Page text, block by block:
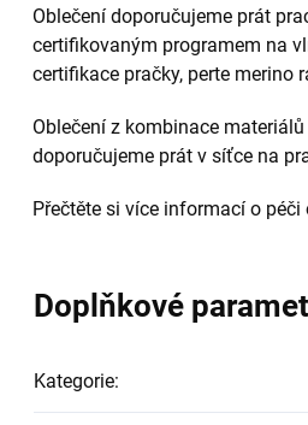
Oblečení doporučujeme prát
certifikovaným programem na
certifikace pračky, perte merino
Oblečení z kombinace
doporučujeme prát v síťce na
Přečtěte si více informací o péči
Doplňkové
Kategorie: